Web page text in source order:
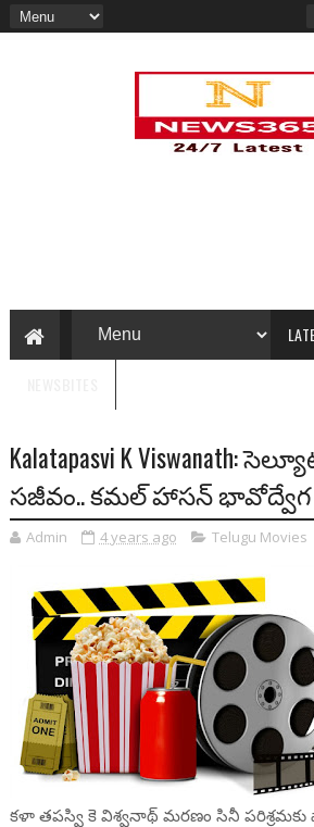
Kalatapasvi K Viswanath:
సజీవం.. కమల్ హాసన్
Admin 4 years ago Telugu Movies
కళా తపస్వి కె విశ్వనాథ్ మరణం సినీ